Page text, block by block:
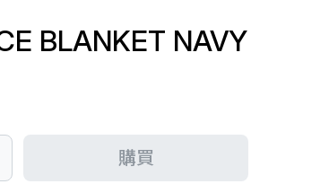
BLANKET NAVY
購買